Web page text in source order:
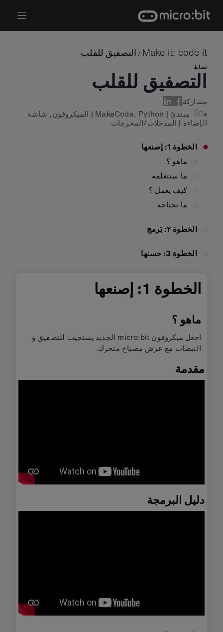
content
Make it: code it
/ التصفيق للقلب
نشاط
التصفيق للقلب
مشاركة
مبتدئ |
MakeCode, Python
| الميكروفون, شاشة
الإضاءة | المدخلات/المخرجات
الخطوة 1: إصنعها
ماهو ؟
ما ستتعلمه
كيف يعمل ؟
ما تحتاجه
الخطوة ٢: بَرمج
الخطوة 3: حسنها
الخطوة 1: إصنعها
ماهو ؟
اجعل ميكروفون micro:bit الجديد يستجيب للتصفيق و
النبضات مع عرض مصباح متحرك.
مقدمة
دليل البرمجة